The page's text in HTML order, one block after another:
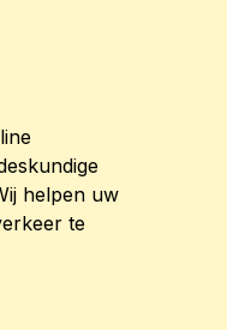
helpen uw
te